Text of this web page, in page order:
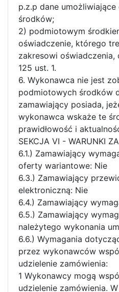
p.z.p dane
środków;
2) podmiotowym
oświadczenie, którego
zakresowi
125 ust. 1.
6. Wykonawca nie jest
podmiotowych środków
zamawiający posiada,
wykonawca wskaże te
prawidłowość i
SEKCJA VI - WARUNKI
6.1.) Zamawiający
oferty wariantowe: Nie
6.3.) Zamawiający
elektroniczną: Nie
6.4.) Zamawiający
6.5.) Zamawiający
należytego wykonania
6.6.) Wymagania
przez wykonawców
udzielenie zamówienia:
1 Wykonawcy mogą
udzielenie zamówienia.